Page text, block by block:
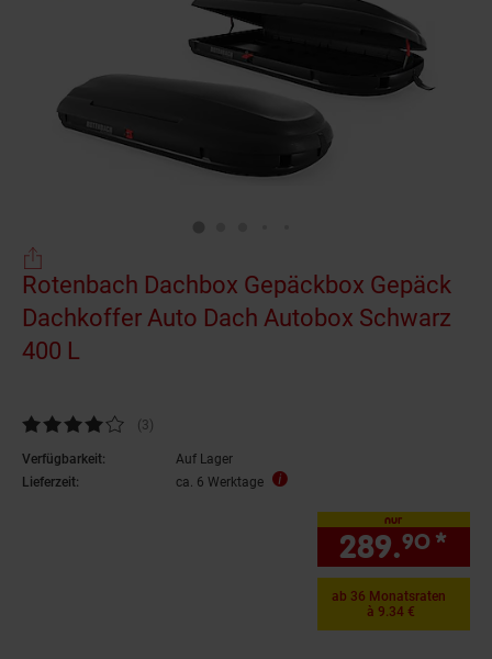
Rotenbach Dachbox Gepäckbox Gepäck
Dachkoffer Auto Dach Autobox Schwarz
400 L
Kundenbewertung: 4 von 5 Sternen
(3Kundenbewertungen
)
Verfügbarkeit:
Auf Lager
Lieferzeit:
ca. 6 Werktage
nur
289.90 *
ab 36 Monatsraten
à 9.34 €